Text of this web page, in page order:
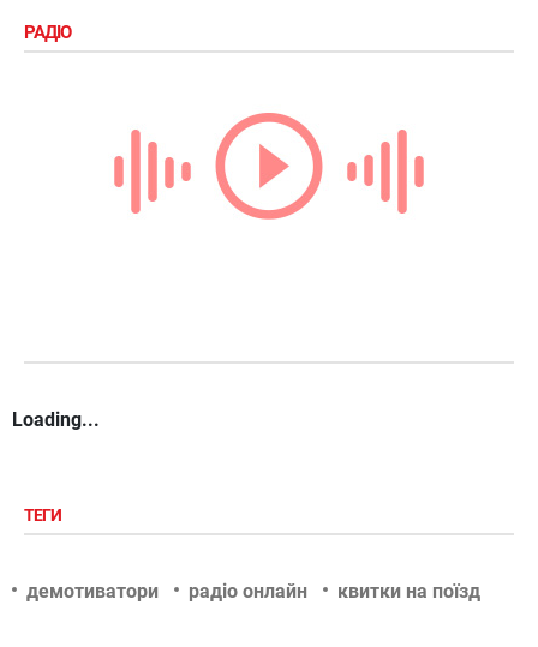
РАДІО
Loading...
ТЕГИ
демотиватори радіо онлайн квитки на поїзд